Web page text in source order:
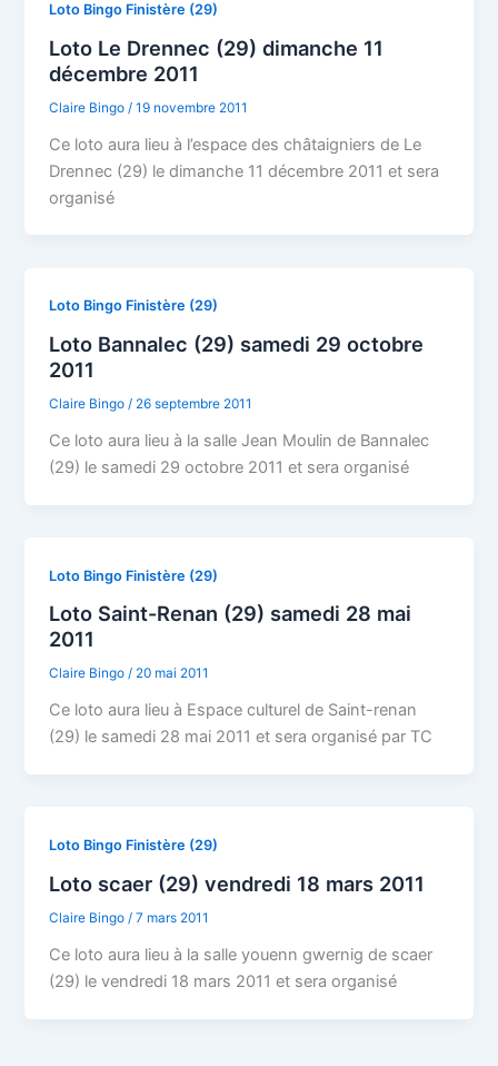
Loto Bingo Finistère (29)
Loto Le Drennec (29) dimanche 11
décembre 2011
Claire Bingo /19 novembre 2011
Ce loto aura lieu à l’espace des châtaigniers de Le
Drennec (29) le dimanche 11 décembre 2011 et sera
organisé
Loto Bingo Finistère (29)
Loto Bannalec (29) samedi 29 octobre
2011
Claire Bingo/ 26 septembre 2011
Ce loto aura lieu à la salle Jean Moulin de Bannalec
(29) le samedi 29 octobre 2011 et sera organisé
Loto Bingo Finistère (29)
Loto Saint-Renan (29) samedi 28 mai
2011
Claire Bingo/ 20 mai 2011
Ce loto aura lieu à Espace culturel de Saint-renan
(29) le samedi 28 mai 2011 et sera organisé par TC
Loto Bingo Finistère (29)
Loto scaer (29) vendredi 18 mars 2011
Claire Bingo /7 mars 2011
Ce loto aura lieu à la salle youenn gwernig de scaer
(29) le vendredi 18 mars 2011 et sera organisé